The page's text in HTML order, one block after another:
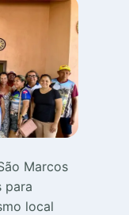
Marcos
para
local